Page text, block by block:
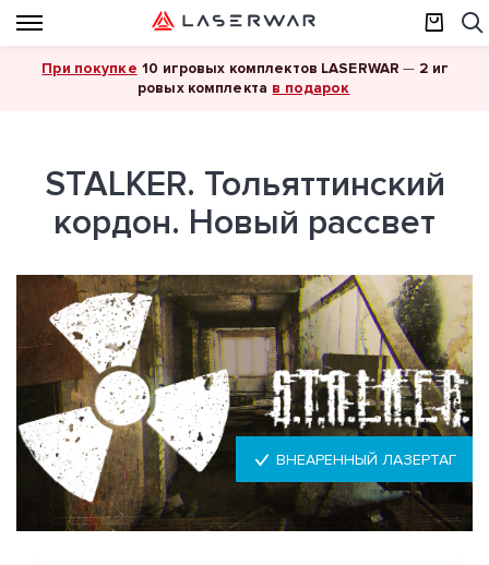
При покупке 10 игровых комплектов LASERWAR — 2 иг
ровых комплекта в подарок
STALKER. Тольяттинский
кордон. Новый рассвет
ВНЕАРЕННЫЙ ЛАЗЕРТАГ